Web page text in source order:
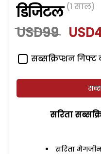
डिजिटल (1 साल)
USD99
सब्सक्रिप्शन गिफ्ट
सरिता
सरिता